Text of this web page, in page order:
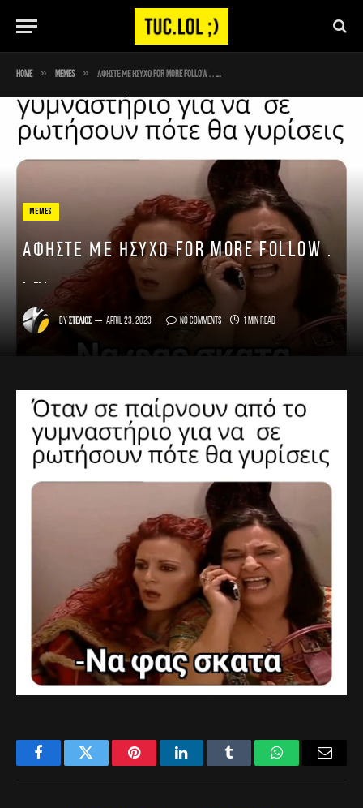
Home » Memes » Αφήστε με ήσυχο For more follow . . ….
MEMES
Αφήστε με ήσυχο For more follow .
. ….
By Στέλιος April 23, 2023 No Comments 1 Min Read
FacebookTwitter PinterestLinkedInTumblr WhatsAppEmail